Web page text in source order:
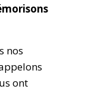
nos
ont